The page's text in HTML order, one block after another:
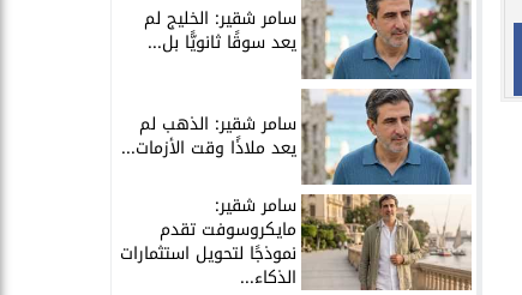
سامر شقير: الخليج لم
يعد سوقًا ثانويًّا بل...
سامر شقير: الذهب لم
يعد ملاذًا وقت الأزمات...
سامر شقير:
مايكروسوفت تقدم
نموذجًا لتحويل استثمارات
الذكاء...